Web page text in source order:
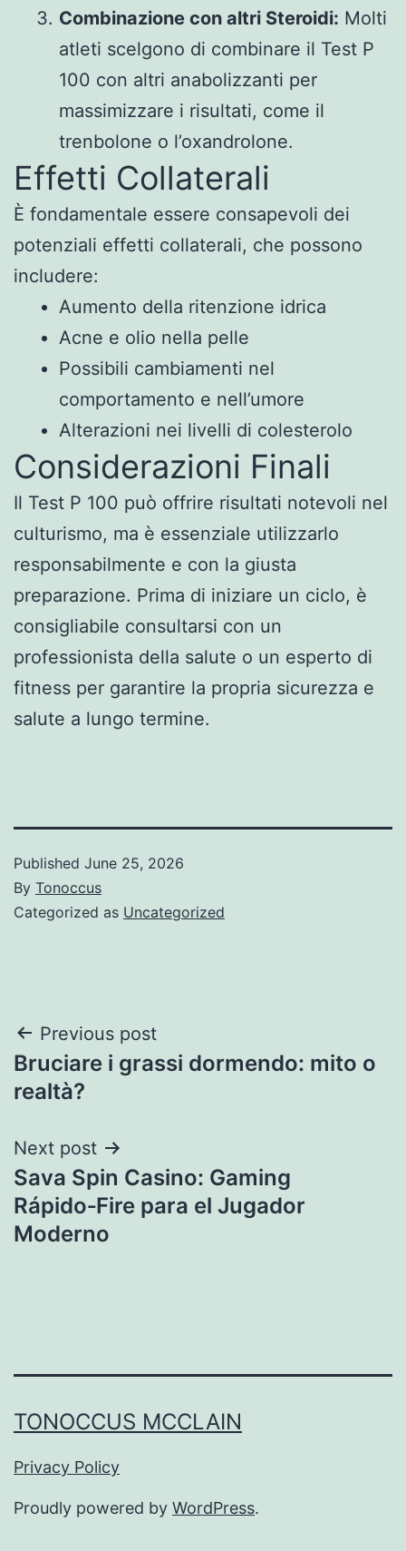
Combinazione con altri Steroidi: Molti
atleti scelgono di combinare il Test P
100 con altri anabolizzanti per
massimizzare i risultati, come il
trenbolone o l’oxandrolone.
Effetti Collaterali
È fondamentale essere consapevoli dei
potenziali effetti collaterali, che possono
includere:
Aumento della ritenzione idrica
Acne e olio nella pelle
Possibili cambiamenti nel
comportamento e nell’umore
Alterazioni nei livelli di colesterolo
Considerazioni Finali
Il Test P 100 può offrire risultati notevoli nel
culturismo, ma è essenziale utilizzarlo
responsabilmente e con la giusta
preparazione. Prima di iniziare un ciclo, è
consigliabile consultarsi con un
professionista della salute o un esperto di
fitness per garantire la propria sicurezza e
salute a lungo termine.
Published June 25, 2026
By Tonoccus
Categorized as Uncategorized
Post
navigation
Previous post
Bruciare i grassi dormendo: mito o
realtà?
Next post
Sava Spin Casino: Gaming
Rápido‑Fire para el Jugador
Moderno
TONOCCUS MCCLAIN
Privacy Policy
Proudly powered by WordPress.